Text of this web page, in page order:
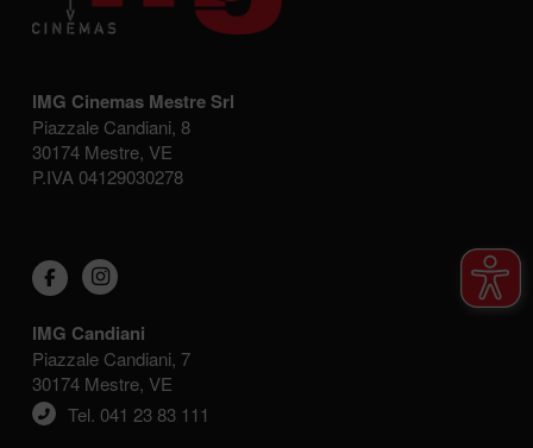
IMG Cinemas Mestre Srl
Piazzale Candiani, 8
30174 Mestre, VE
P.IVA 04129030278
IMG Candiani
Piazzale Candiani, 7
30174 Mestre, VE
Tel. 041 23 83 111